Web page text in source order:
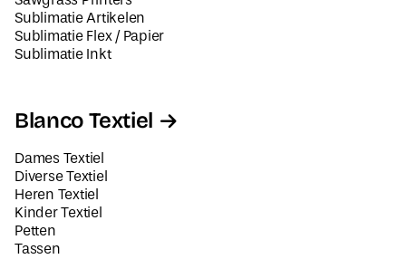
Sublimatie Artikelen
Sublimatie Flex / Papier
Sublimatie Inkt
Blanco Textiel
Dames Textiel
Diverse Textiel
Heren Textiel
Kinder Textiel
Petten
Tassen